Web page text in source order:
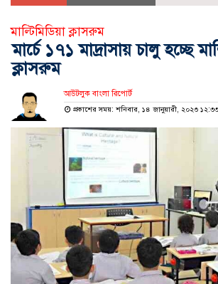
মাল্টিমিডিয়া ক্লাসরুম
মার্চে ১৭১ মাদ্রাসায় চালু হচ্ছে
ক্লাসরুম
আউটলুক বাংলা রিপোর্ট
প্রকাশের সময়: শনিবার, ১৪ জানুয়ারী, ২০২৩